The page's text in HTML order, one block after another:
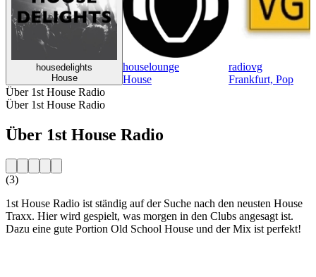
housedelights
House
houselounge
House
radiovg
Frankfurt, Pop
Über 1st House Radio
Über 1st House Radio
Über 1st House Radio
(3)
1st House Radio ist ständig auf der Suche nach den neusten House
Traxx. Hier wird gespielt, was morgen in den Clubs angesagt ist.
Dazu eine gute Portion Old School House und der Mix ist perfekt!